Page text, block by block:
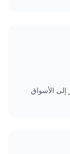
الأسواق